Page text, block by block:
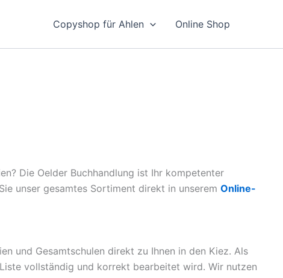
Copyshop für Ahlen Online Shop
Die Oelder Buchhandlung ist Ihr kompetenter
unser gesamtes Sortiment direkt in unserem Online-
und Gesamtschulen direkt zu Ihnen in den Kiez. Als
vollständig und korrekt bearbeitet wird. Wir nutzen